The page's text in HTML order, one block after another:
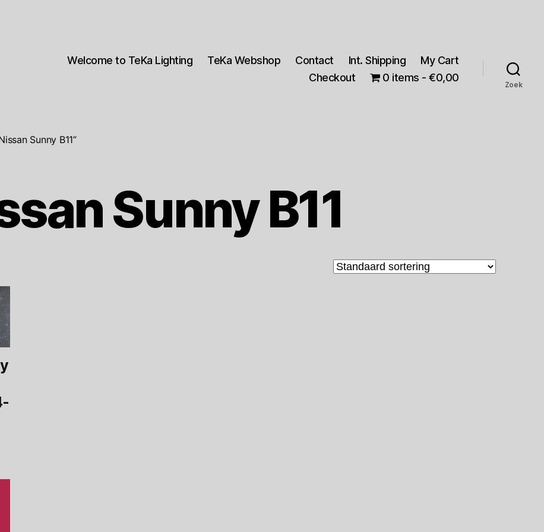
Welcome to TeKa Lighting TeKa Webshop Contact Int. Shipping
My Cart
Checkout
0 items €0,00
Zoek
Sunny B11”
Sunny B11